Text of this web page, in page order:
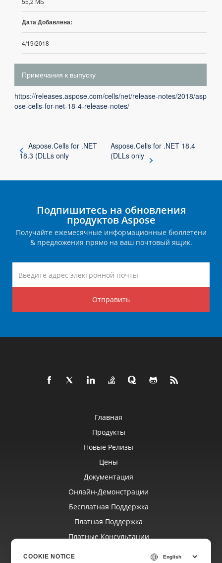
Дата Добавлена:
4/19/2018
Примечания к выпуску
https://releases.aspose.com/cells/net/release-notes/2018/asp
ose-cells-for-net-18-4-release-notes/
Aspose.Cells for .NET
18.3 (DLLs only
Aspose.Cells for .NET 18.4
(DLLs only
Подпишитесь на обновления
продуктов Aspose
Получайте ежемесячные информационные бюллетени
& предложения прямо на ваш почтовый ящик.
Отправить
Главная
Продукты
Новые Релизы
Цены
Документация
Онлайн‑демонстрации
Бесплатная Поддержка
Платная Поддержка
Платные Консультации
COOKIE NOTICE